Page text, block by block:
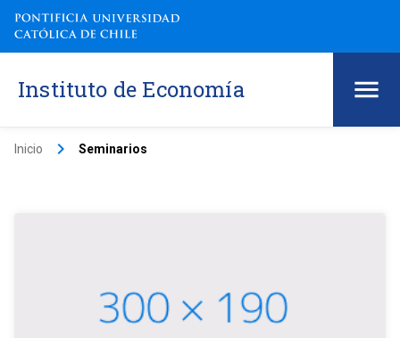
Instituto de Economía
Inicio keyboard_arrow_right Seminarios